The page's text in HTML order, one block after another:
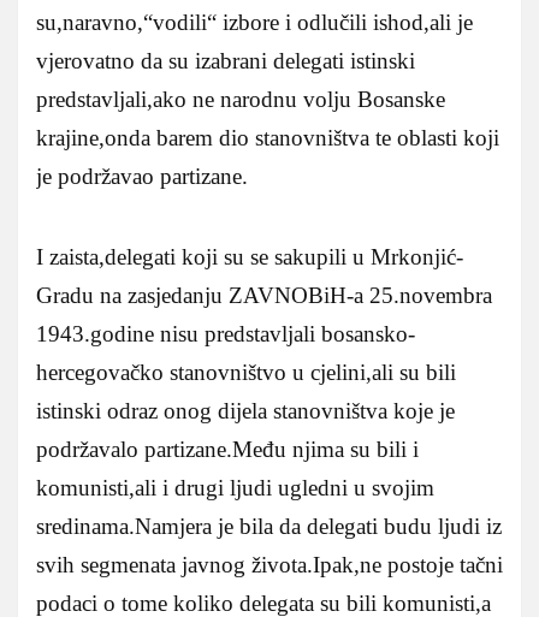
su,naravno,“vodili“ izbore i odlučili ishod,ali je
vjerovatno da su izabrani delegati istinski
predstavljali,ako ne narodnu volju Bosanske
krajine,onda barem dio stanovništva te oblasti koji
je podržavao partizane.
I zaista,delegati koji su se sakupili u Mrkonjić-
Gradu na zasjedanju ZAVNOBiH-a 25.novembra
1943.godine nisu predstavljali bosansko-
hercegovačko stanovništvo u cjelini,ali su bili
istinski odraz onog dijela stanovništva koje je
podržavalo partizane.Među njima su bili i
komunisti,ali i drugi ljudi ugledni u svojim
sredinama.Namjera je bila da delegati budu ljudi iz
svih segmenata javnog života.Ipak,ne postoje tačni
podaci o tome koliko delegata su bili komunisti,a